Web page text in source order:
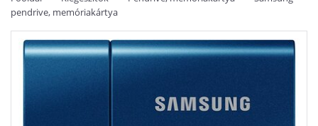
pendrive, memóriakártya